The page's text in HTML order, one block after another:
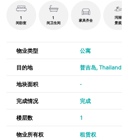
1
间卧室
1
间卫生间
家具齐全
泻湖
景观
物业类型 公寓
目的地 普吉岛, Thailand
地块面积 -
完成情况 完成
楼层数 1
物业所有权 租赁权